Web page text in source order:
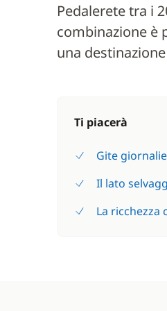
Pedalerete tra i
combinazione è
una
Ti piacerà
Gite
Il lato
La ricchezza